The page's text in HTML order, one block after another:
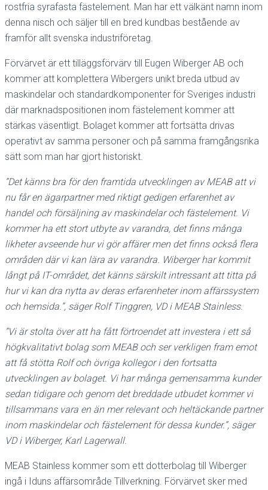
rostfria syrafasta fästelement. Man har ett välkänt namn inom
denna nisch och säljer till en bred kundbas bestående av
framför allt svenska industriföretag.
Förvärvet är ett tilläggsförvärv till Eugen Wiberger AB och
kommer att komplettera Wibergers unikt breda utbud av
maskindelar och standardkomponenter för Sveriges industri
där marknadspositionen inom fästelement kommer att
stärkas väsentligt. Bolaget kommer att fortsätta drivas
operativt av samma personer och på samma framgångsrika
sätt som man har gjort historiskt.
”Det känns bra för den framtida utvecklingen av MEAB att vi
nu får en ägarpartner med riktigt gedigen erfarenhet av
handel och försäljning av maskindelar och fästelement. Vi
kommer ha ett stort utbyte av varandra, det finns många
likheter avseende hur vi gör affärer men det finns också flera
områden där vi kan lära av varandra. Wiberger har kommit
långt på IT-området, det känns särskilt intressant att titta på
hur vi kan dra nytta av deras erfarenheter inom affärssystem
och hemsida.”, säger Rolf Tinggren, VD i MEAB Stainless.
”Vi är stolta över att ha fått förtroendet att investera i ett så
högkvalitativt bolag som MEAB och ser verkligen fram emot
att få stötta Rolf och övriga kollegor i den fortsatta
utvecklingen av bolaget. Vi har många gemensamma kunder
sedan tidigare och genom det breddade utbudet kommer vi
tillsammans vara en än mer relevant och heltäckande partner
inom maskindelar och fästelement för dessa kunder.”, säger
VD i Wiberger, Karl Lagerwall.
MEAB Stainless kommer som ett dotterbolag till Wiberger
ingå i Iduns affärsområde Tillverkning. Förvärvet sker med